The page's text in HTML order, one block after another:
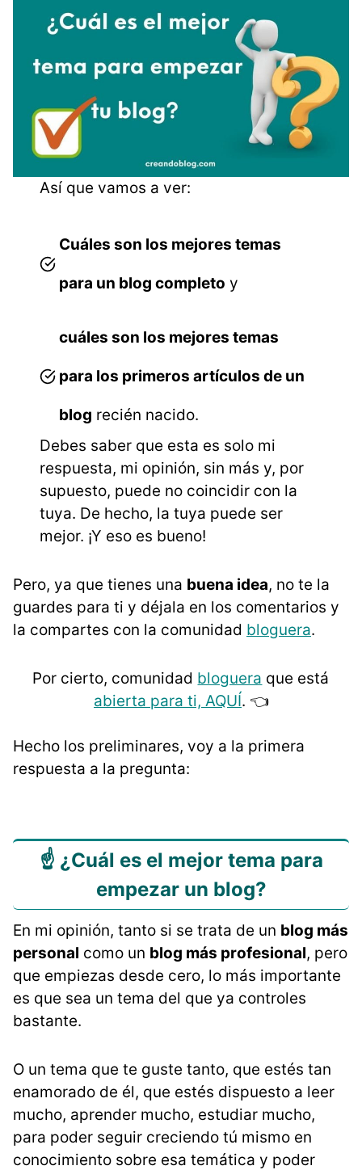
Así que vamos a ver:
Cuáles son los mejores temas
para un blog completo y
cuáles son los mejores temas
para los primeros artículos de un
blog recién nacido.
Debes saber que esta es solo mi
respuesta, mi opinión, sin más y, por
supuesto, puede no coincidir con la
tuya. De hecho, la tuya puede ser
mejor. ¡Y eso es bueno!
Pero, ya que tienes una buena idea, no te la
guardes para ti y déjala en los comentarios y
la compartes con la comunidad bloguera.
Por cierto, comunidad bloguera que está
abierta para ti, AQUÍ. 👈
Hecho los preliminares, voy a la primera
respuesta a la pregunta:
☝️ ¿Cuál es el mejor tema para
empezar un blog?
En mi opinión, tanto si se trata de un blog más
personal como un blog más profesional, pero
que empiezas desde cero, lo más importante
es que sea un tema del que ya controles
bastante.
O un tema que te guste tanto, que estés tan
enamorado de él, que estés dispuesto a leer
mucho, aprender mucho, estudiar mucho,
para poder seguir creciendo tú mismo en
conocimiento sobre esa temática y poder